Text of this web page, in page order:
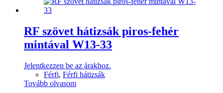
RF szövet hátizsák piros-fehér
mintával W13-33
Jelentkezzen be az árakhoz.
Férfi, Férfi hátizsák
Tovább olvasom